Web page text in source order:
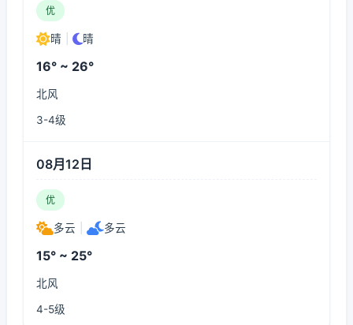
优
晴 晴
16° ~ 26°
北风
3-4级
08月12日
优
多云 多云
15° ~ 25°
北风
4-5级